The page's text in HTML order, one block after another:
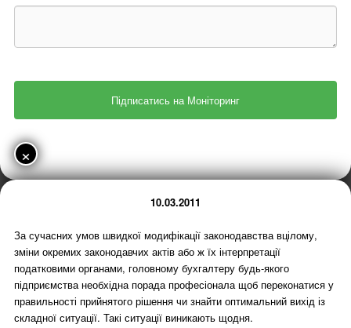
×
10.03.2011
За сучасних умов швидкої модифікації законодавства вцілому,
зміни окремих законодавчих актів або ж їх інтерпретації
податковими органами, головному бухгалтеру будь-якого
підприємства необхідна порада професіонала щоб переконатися у
правильності прийнятого рішення чи знайти оптимальний вихід із
складної ситуації. Такі ситуації виникають щодня.